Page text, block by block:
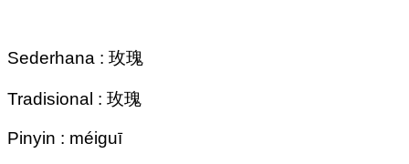
Sederhana : 玫瑰
Tradisional : 玫瑰
Pinyin : méiguī